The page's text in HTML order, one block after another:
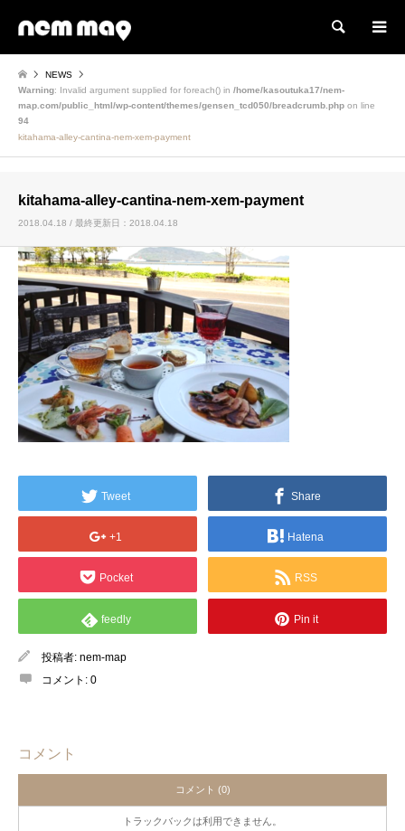
検索
NEWS
Warning: Invalid argument supplied for foreach() in /home/kasoutuka17/nem-
map.com/public_html/wp-content/themes/gensen_tcd050/breadcrumb.php on line
94
kitahama-alley-cantina-nem-xem-payment
kitahama-alley-cantina-nem-xem-payment
2018.04.18 / 最終更新日：2018.04.18
Tweet Share
+1 Hatena
Pocket RSS
feedly Pin it
投稿者: nem-map
コメント: 0
コメント
コメント (0)
トラックバックは利用できません。